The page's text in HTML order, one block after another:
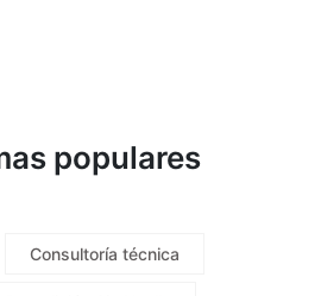
populares
Consultoría técnica